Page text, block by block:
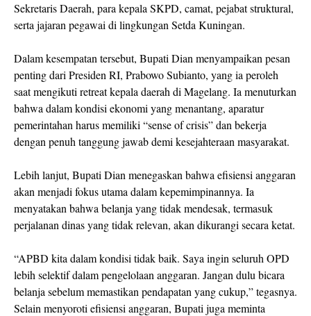
Sekretaris Daerah, para kepala SKPD, camat, pejabat struktural,
serta jajaran pegawai di lingkungan Setda Kuningan.
Dalam kesempatan tersebut, Bupati Dian menyampaikan pesan
penting dari Presiden RI, Prabowo Subianto, yang ia peroleh
saat mengikuti retreat kepala daerah di Magelang. Ia menuturkan
bahwa dalam kondisi ekonomi yang menantang, aparatur
pemerintahan harus memiliki “sense of crisis” dan bekerja
dengan penuh tanggung jawab demi kesejahteraan masyarakat.
Lebih lanjut, Bupati Dian menegaskan bahwa efisiensi anggaran
akan menjadi fokus utama dalam kepemimpinannya. Ia
menyatakan bahwa belanja yang tidak mendesak, termasuk
perjalanan dinas yang tidak relevan, akan dikurangi secara ketat.
“APBD kita dalam kondisi tidak baik. Saya ingin seluruh OPD
lebih selektif dalam pengelolaan anggaran. Jangan dulu bicara
belanja sebelum memastikan pendapatan yang cukup,” tegasnya.
Selain menyoroti efisiensi anggaran, Bupati juga meminta